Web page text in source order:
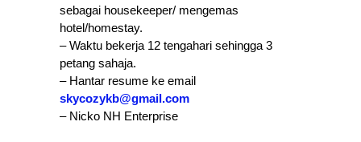
sebagai housekeeper/ mengemas
hotel/homestay.
– Waktu bekerja 12 tengahari sehingga 3
petang sahaja.
– Hantar resume ke email
skycozykb@gmail.com
– Nicko NH Enterprise